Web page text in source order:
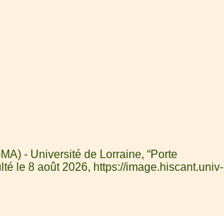
- Université de Lorraine, “Porte
le 8 août 2026, https://image.hiscant.univ-